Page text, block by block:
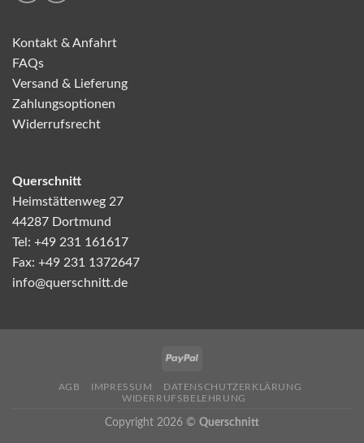
Kontakt & Anfahrt
FAQs
Versand & Lieferung
Zahlungsoptionen
Widerrufsrecht
Querschnitt
Heimstättenweg 27
44287 Dortmund
Tel: +49 231 161617
Fax: +49 231 1372647
info@querschnitt.de
AGB IMPRESSUM
DATENSCHUTZERKLÄRUNG
WIDERRUFSBELEHRUNG
Copyright 2026 © Querschnitt